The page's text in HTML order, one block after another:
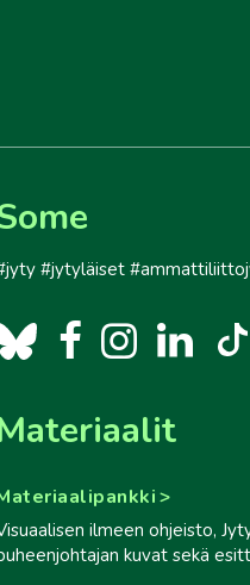
ilmeen ohjeisto,
kuvat sekä
#jytyläiset